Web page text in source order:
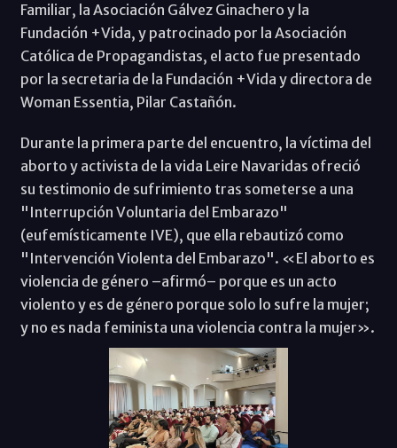
Familiar, la Asociación Gálvez Ginachero y la
Fundación +Vida, y patrocinado por la Asociación
Católica de Propagandistas, el acto fue presentado
por la secretaria de la Fundación +Vida y directora de
Woman Essentia, Pilar Castañón.
Durante la primera parte del encuentro, la víctima del
aborto y activista de la vida Leire Navaridas ofreció
su testimonio de sufrimiento tras someterse a una
"Interrupción Voluntaria del Embarazo"
(eufemísticamente IVE), que ella rebautizó como
"Intervención Violenta del Embarazo". «El aborto es
violencia de género –afirmó– porque es un acto
violento y es de género porque solo lo sufre la mujer;
y no es nada feminista una violencia contra la mujer».